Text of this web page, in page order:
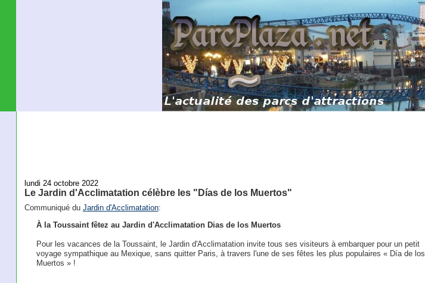
lundi 24 octobre 2022
Le Jardin d'Acclimatation célèbre les "Días de los Muertos"
Communiqué du Jardin d'Acclimatation:
À la Toussaint fêtez au Jardin d'Acclimatation Dias de los Muertos
Pour les vacances de la Toussaint, le Jardin d'Acclimatation invite tous ses visiteurs à embarquer pour un petit
voyage sympathique au Mexique, sans quitter Paris, à travers l'une de ses fêtes les plus populaires « Día de los
Muertos » !